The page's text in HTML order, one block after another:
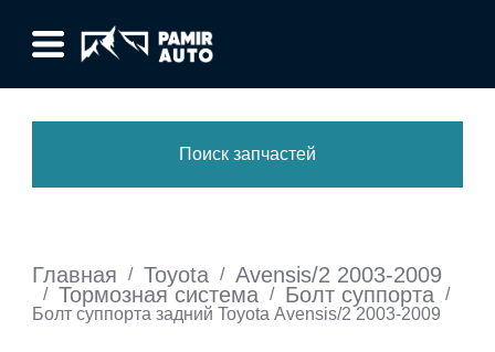
Поиск запчастей
Главная / Toyota / Avensis/2 2003-2009
/ Тормозная система / Болт суппорта /
Болт суппорта задний Toyota Avensis/2 2003-2009